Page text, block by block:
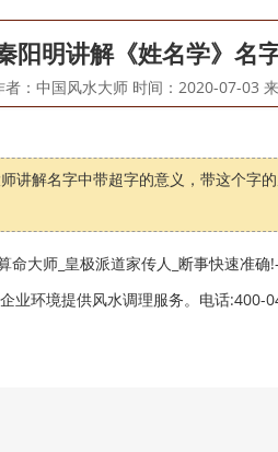
阳明讲解《姓名学》名
者：中国风水大师 时间：2020-07-03
讲解名字中带超字的意义，带这个字
命大师_皇极派道家传人_断事快速准
业环境提供风水调理服务。电话